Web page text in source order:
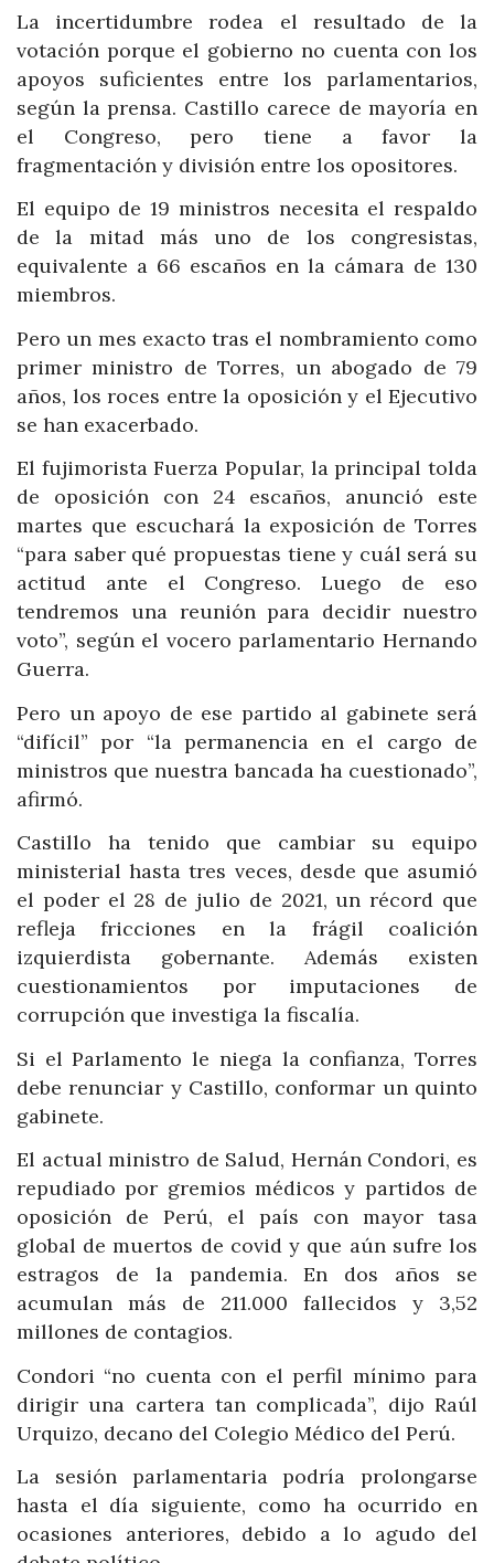
La incertidumbre rodea el resultado de la
votación porque el gobierno no cuenta con los
apoyos suficientes entre los parlamentarios,
según la prensa. Castillo carece de mayoría en
el Congreso, pero tiene a favor la
fragmentación y división entre los opositores.
El equipo de 19 ministros necesita el respaldo
de la mitad más uno de los congresistas,
equivalente a 66 escaños en la cámara de 130
miembros.
Pero un mes exacto tras el nombramiento como
primer ministro de Torres, un abogado de 79
años, los roces entre la oposición y el Ejecutivo
se han exacerbado.
El fujimorista Fuerza Popular, la principal tolda
de oposición con 24 escaños, anunció este
martes que escuchará la exposición de Torres
“para saber qué propuestas tiene y cuál será su
actitud ante el Congreso. Luego de eso
tendremos una reunión para decidir nuestro
voto”, según el vocero parlamentario Hernando
Guerra.
Pero un apoyo de ese partido al gabinete será
“difícil” por “la permanencia en el cargo de
ministros que nuestra bancada ha cuestionado”,
afirmó.
Castillo ha tenido que cambiar su equipo
ministerial hasta tres veces, desde que asumió
el poder el 28 de julio de 2021, un récord que
refleja fricciones en la frágil coalición
izquierdista gobernante. Además existen
cuestionamientos por imputaciones de
corrupción que investiga la fiscalía.
Si el Parlamento le niega la confianza, Torres
debe renunciar y Castillo, conformar un quinto
gabinete.
El actual ministro de Salud, Hernán Condori, es
repudiado por gremios médicos y partidos de
oposición de Perú, el país con mayor tasa
global de muertos de covid y que aún sufre los
estragos de la pandemia. En dos años se
acumulan más de 211.000 fallecidos y 3,52
millones de contagios.
Condori “no cuenta con el perfil mínimo para
dirigir una cartera tan complicada”, dijo Raúl
Urquizo, decano del Colegio Médico del Perú.
La sesión parlamentaria podría prolongarse
hasta el día siguiente, como ha ocurrido en
ocasiones anteriores, debido a lo agudo del